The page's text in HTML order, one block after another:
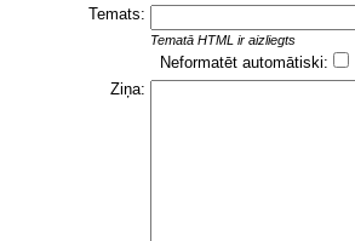
Temats:
Tematā HTML ir aizliegts
Neformatēt automātiski:
Ziņa: